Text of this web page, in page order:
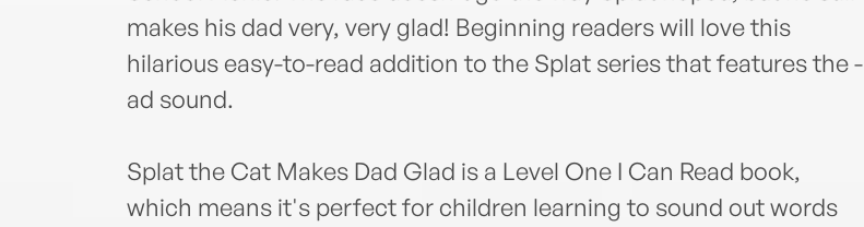
makes his dad very, very glad! Beginning readers will love this
hilarious easy-to-read addition to the Splat series that features the -
ad sound.
Splat the Cat Makes Dad Glad is a Level One I Can Read book,
which means it's perfect for children learning to sound out words